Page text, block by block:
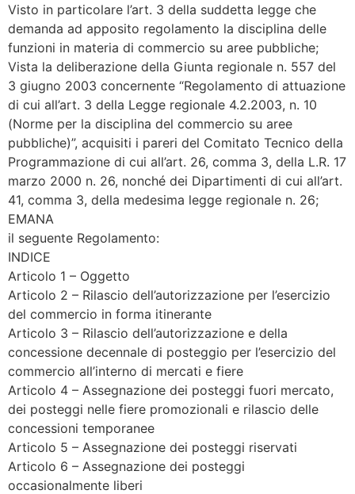
Visto in particolare l’art. 3 della suddetta legge che
demanda ad apposito regolamento la disciplina delle
funzioni in materia di commercio su aree pubbliche;
Vista la deliberazione della Giunta regionale n. 557 del
3 giugno 2003 concernente “Regolamento di attuazione
di cui all’art. 3 della Legge regionale 4.2.2003, n. 10
(Norme per la disciplina del commercio su aree
pubbliche)”, acquisiti i pareri del Comitato Tecnico della
Programmazione di cui all’art. 26, comma 3, della L.R. 17
marzo 2000 n. 26, nonché dei Dipartimenti di cui all’art.
41, comma 3, della medesima legge regionale n. 26;
EMANA
il seguente Regolamento:
INDICE
Articolo 1 – Oggetto
Articolo 2 – Rilascio dell’autorizzazione per l’esercizio
del commercio in forma itinerante
Articolo 3 – Rilascio dell’autorizzazione e della
concessione decennale di posteggio per l’esercizio del
commercio all’interno di mercati e fiere
Articolo 4 – Assegnazione dei posteggi fuori mercato,
dei posteggi nelle fiere promozionali e rilascio delle
concessioni temporanee
Articolo 5 – Assegnazione dei posteggi riservati
Articolo 6 – Assegnazione dei posteggi
occasionalmente liberi